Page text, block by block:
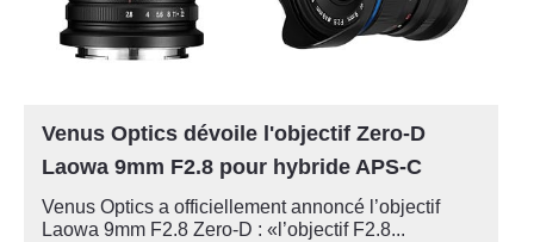
Venus Optics dévoile l'objectif Zero-D
Laowa 9mm F2.8 pour hybride APS-C
Venus Optics a officiellement annoncé l’objectif
Laowa 9mm F2.8 Zero-D : «l’objectif F2.8...